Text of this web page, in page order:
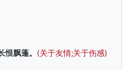
飘蓬。 (关于友情;关于伤感)